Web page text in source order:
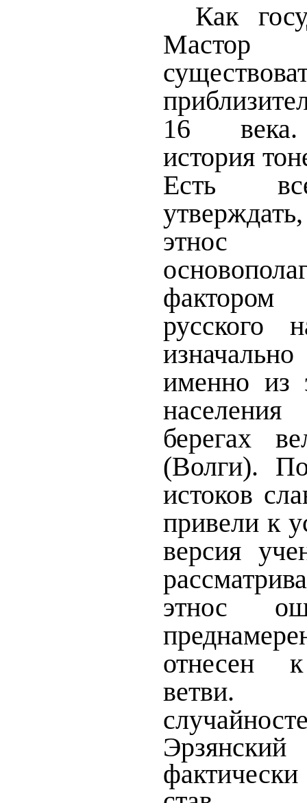
Как
Мастор
16 века.
история
Есть
фактором
русского
именно из
берегах
(Волги).
истоков
привели к
версия
этнос
отнесен
ветви.